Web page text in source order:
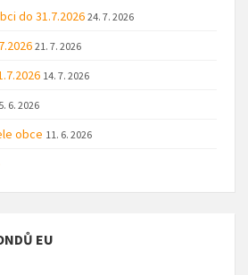
do 31.7.2026 24. 7. 2026
21. 7. 2026
14. 7. 2026
6. 2026
obce 11. 6. 2026
EU